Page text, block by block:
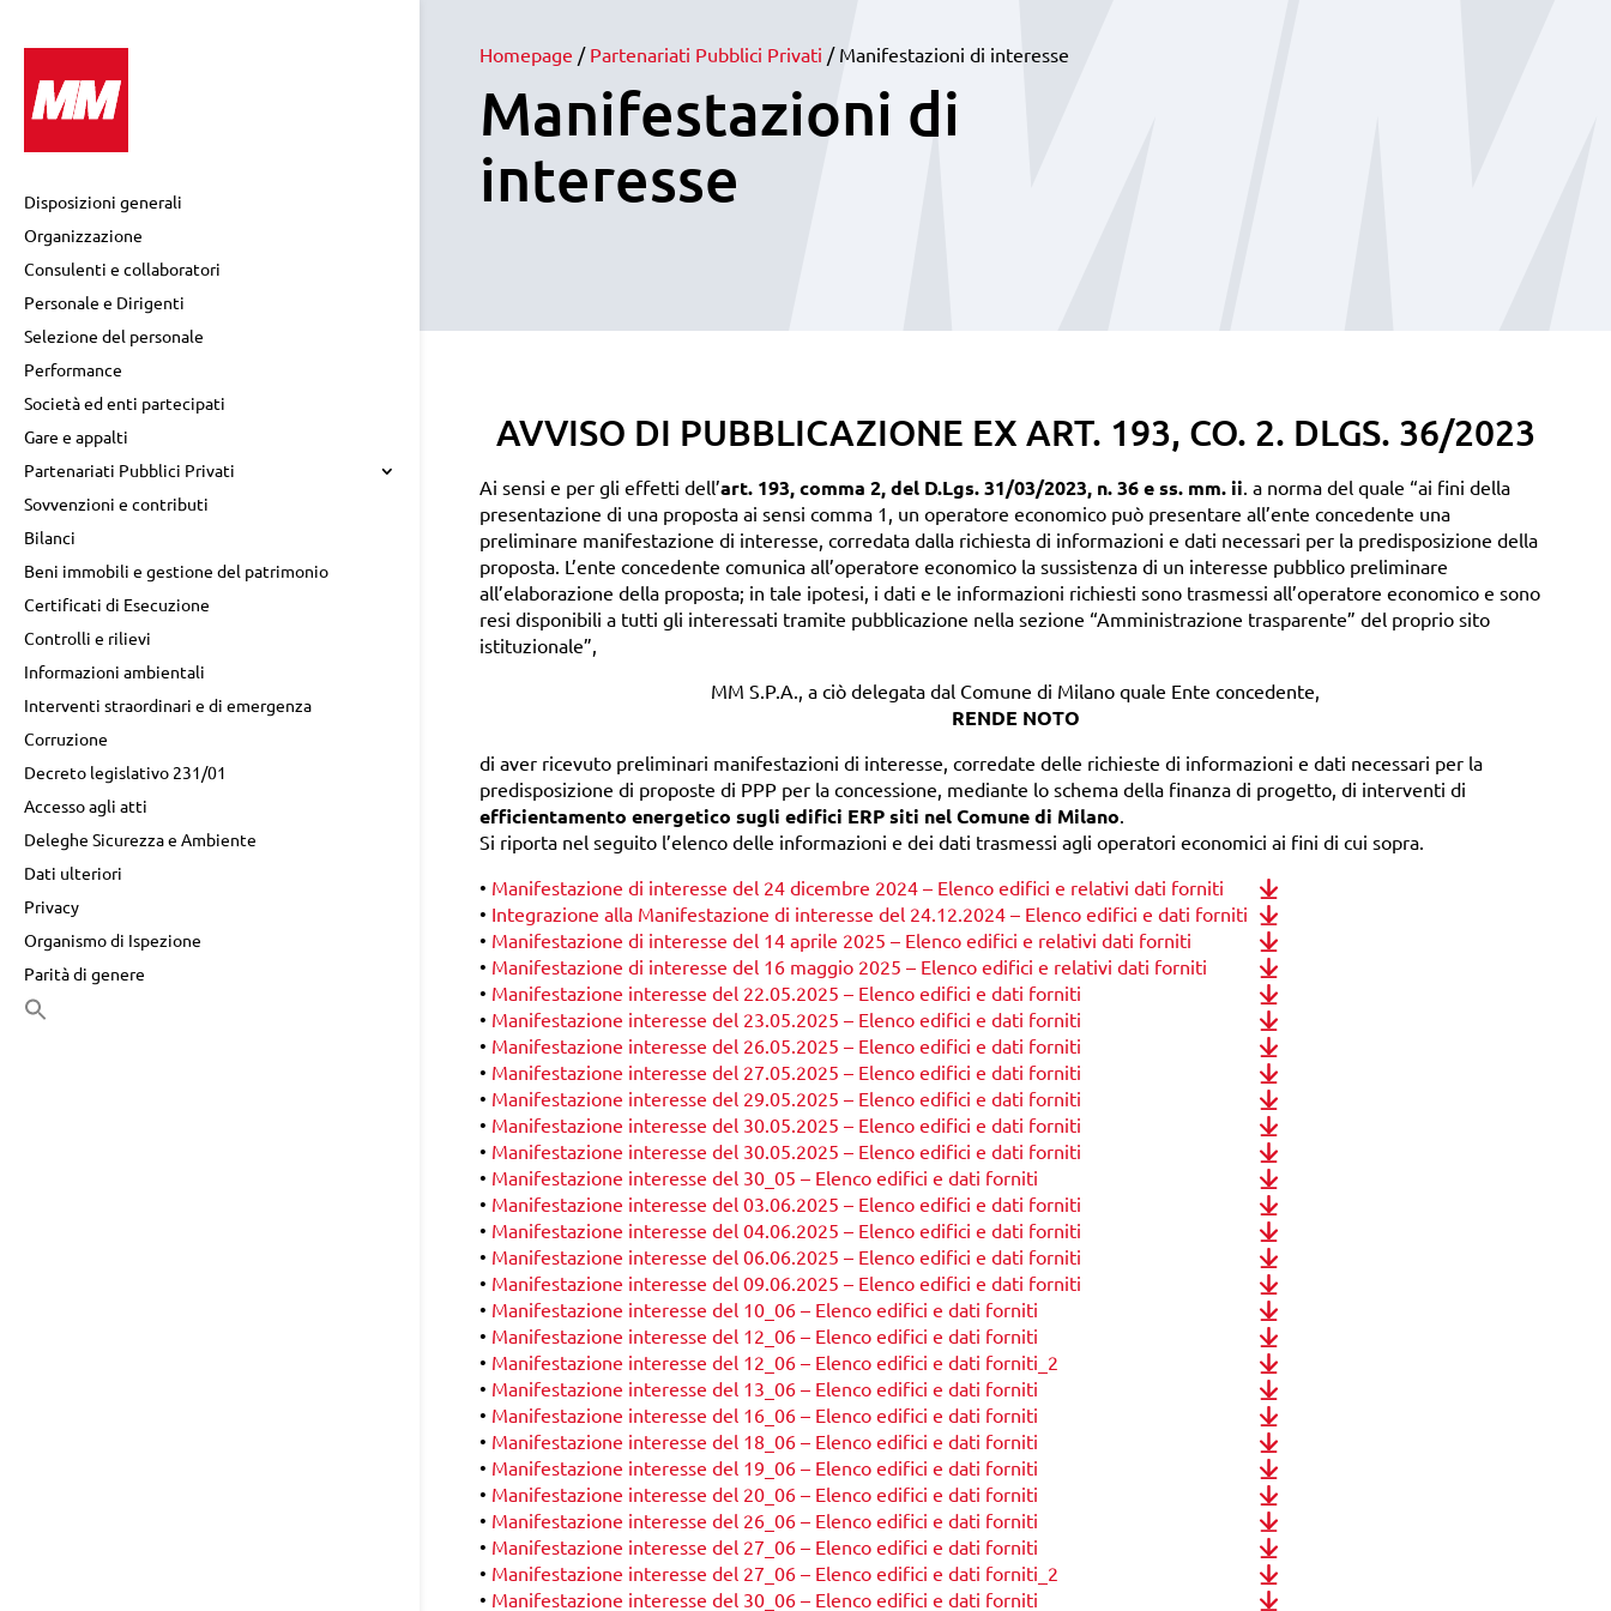
Disposizioni generali
Organizzazione
Consulenti e collaboratori
Personale e Dirigenti
Selezione del personale
Performance
Società ed enti partecipati
Gare e appalti
Partenariati Pubblici Privati
Sovvenzioni e contributi
Bilanci
Beni immobili e gestione del patrimonio
Certificati di Esecuzione
Controlli e rilievi
Informazioni ambientali
Interventi straordinari e di emergenza
Corruzione
Decreto legislativo 231/01
Accesso agli atti
Deleghe Sicurezza e Ambiente
Dati ulteriori
Privacy
Organismo di Ispezione
Parità di genere
Homepage / Partenariati Pubblici Privati / Manifestazioni di interesse
Manifestazioni di
interesse
AVVISO DI PUBBLICAZIONE EX ART. 193, CO. 2. DLGS. 36/2023
Ai sensi e per gli effetti dell’art. 193, comma 2, del D.Lgs. 31/03/2023, n. 36 e ss. mm. ii. a norma del quale “ai fini della
presentazione di una proposta ai sensi comma 1, un operatore economico può presentare all’ente concedente una
preliminare manifestazione di interesse, corredata dalla richiesta di informazioni e dati necessari per la predisposizione della
proposta. L’ente concedente comunica all’operatore economico la sussistenza di un interesse pubblico preliminare
all’elaborazione della proposta; in tale ipotesi, i dati e le informazioni richiesti sono trasmessi all’operatore economico e sono
resi disponibili a tutti gli interessati tramite pubblicazione nella sezione “Amministrazione trasparente” del proprio sito
istituzionale”,
MM S.P.A., a ciò delegata dal Comune di Milano quale Ente concedente,
RENDE NOTO
di aver ricevuto preliminari manifestazioni di interesse, corredate delle richieste di informazioni e dati necessari per la
predisposizione di proposte di PPP per la concessione, mediante lo schema della finanza di progetto, di interventi di
efficientamento energetico sugli edifici ERP siti nel Comune di Milano.
Si riporta nel seguito l’elenco delle informazioni e dei dati trasmessi agli operatori economici ai fini di cui sopra.
• Manifestazione di interesse del 24 dicembre 2024 – Elenco edifici e relativi dati forniti
• Integrazione alla Manifestazione di interesse del 24.12.2024 – Elenco edifici e dati forniti
• Manifestazione di interesse del 14 aprile 2025 – Elenco edifici e relativi dati forniti
• Manifestazione di interesse del 16 maggio 2025 – Elenco edifici e relativi dati forniti
• Manifestazione interesse del 22.05.2025 – Elenco edifici e dati forniti
• Manifestazione interesse del 23.05.2025 – Elenco edifici e dati forniti
• Manifestazione interesse del 26.05.2025 – Elenco edifici e dati forniti
• Manifestazione interesse del 27.05.2025 – Elenco edifici e dati forniti
• Manifestazione interesse del 29.05.2025 – Elenco edifici e dati forniti
• Manifestazione interesse del 30.05.2025 – Elenco edifici e dati forniti
• Manifestazione interesse del 30.05.2025 – Elenco edifici e dati forniti
• Manifestazione interesse del 30_05 – Elenco edifici e dati forniti
• Manifestazione interesse del 03.06.2025 – Elenco edifici e dati forniti
• Manifestazione interesse del 04.06.2025 – Elenco edifici e dati forniti
• Manifestazione interesse del 06.06.2025 – Elenco edifici e dati forniti
• Manifestazione interesse del 09.06.2025 – Elenco edifici e dati forniti
• Manifestazione interesse del 10_06 – Elenco edifici e dati forniti
• Manifestazione interesse del 12_06 – Elenco edifici e dati forniti
• Manifestazione interesse del 12_06 – Elenco edifici e dati forniti_2
• Manifestazione interesse del 13_06 – Elenco edifici e dati forniti
• Manifestazione interesse del 16_06 – Elenco edifici e dati forniti
• Manifestazione interesse del 18_06 – Elenco edifici e dati forniti
• Manifestazione interesse del 19_06 – Elenco edifici e dati forniti
• Manifestazione interesse del 20_06 – Elenco edifici e dati forniti
• Manifestazione interesse del 26_06 – Elenco edifici e dati forniti
• Manifestazione interesse del 27_06 – Elenco edifici e dati forniti
• Manifestazione interesse del 27_06 – Elenco edifici e dati forniti_2
• Manifestazione interesse del 30_06 – Elenco edifici e dati forniti